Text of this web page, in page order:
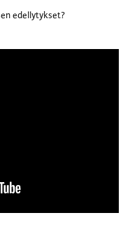
edellytykset?